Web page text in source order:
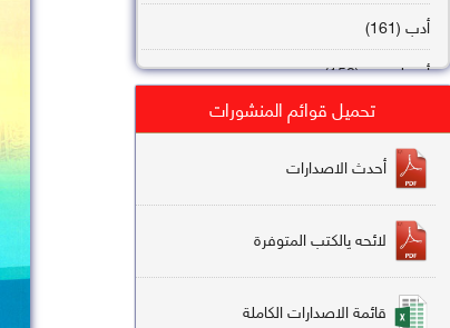
أدب (161)
أصول فقه (158)
تاريخ (138)
فقه شافعي (132)
فقه حنفي (113)
فقه مالكي (112)
تحميل قوائم المنشورات
أحدث الاصدارات
لائحه يالكتب المتوفرة
قائمة الاصدارات الكاملة